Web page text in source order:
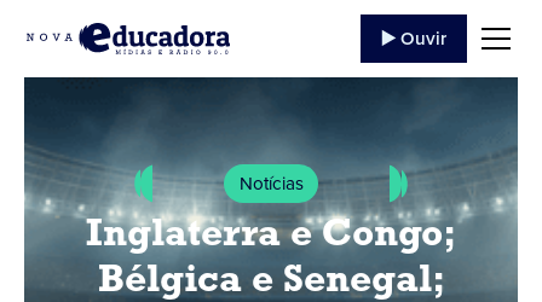
▶️ Ouvir
Notícias
Inglaterra e Congo;
Bélgica e Senegal;